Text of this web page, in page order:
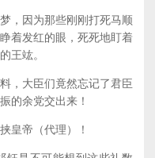
因为那些刚刚打死马顺
着发红的眼，死死地盯着
王竑。
大臣们竟然忘记了君臣
的余党交出来！
帝（代理）！